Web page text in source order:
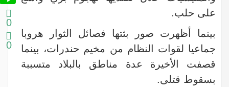
على حلب.
بينما أظهرت صور بثتها فصائل الثوار هروبا
جماعيا لقوات النظام من مخيم حندرات، بينما
قصفت الأخيرة عدة مناطق بالبلاد متسببة
بسقوط قتلى.
0
0